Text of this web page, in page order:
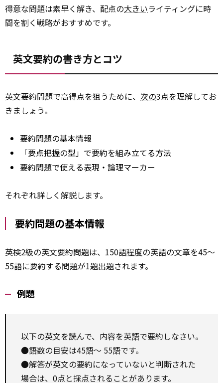
得意な問題は素早く解き、配点の大きいライティングに時
間を割く戦略がおすすめです。
英文要約の書き方とコツ
英文要約問題で高得点を狙うために、 次の3点を理解してお
きましょう。
要約問題の基本情報
「要点把握の型」で要約を組み立てる方法
要約問題で使える表現・論理マーカー
それぞれ詳しく解説します。
要約問題の基本情報
英検2級の英文要約問題は、150語程度の英語の文章を45〜
55語に要約する問題が1題出題されます。
例題
以下の英文を読んで、内容を英語で要約しなさい。
●語数の目安は45語～ 55語です。
●解答が英文の要約になっていないと判断された
場合は、0点と採点されることがあります。